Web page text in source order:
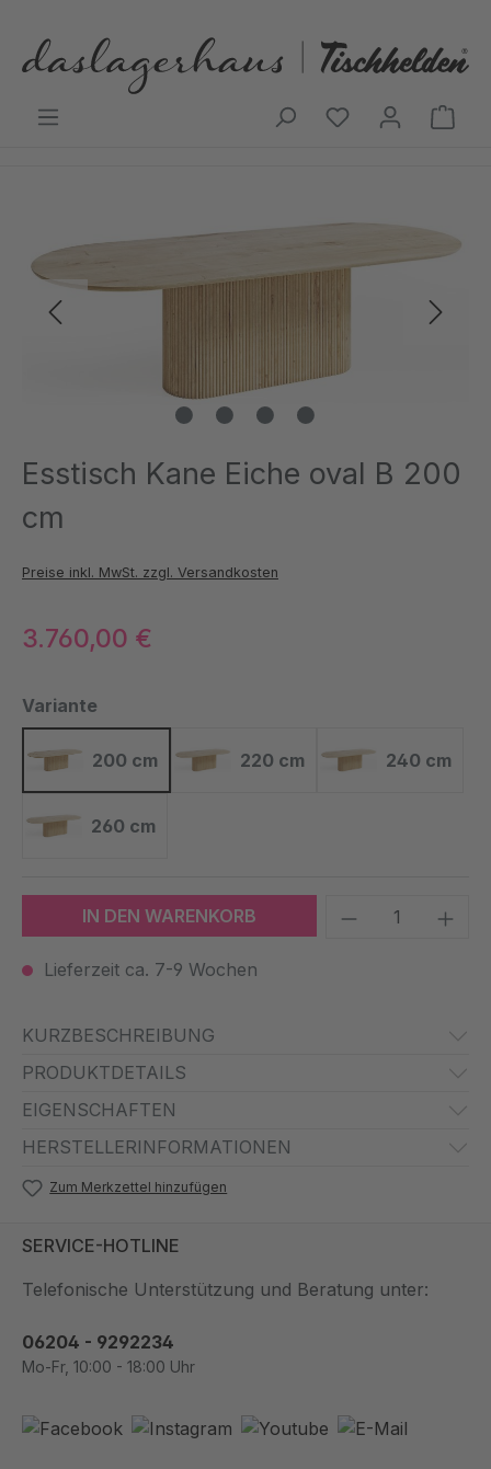
Esstisch Kane Eiche oval B 200
cm
Preise inkl. MwSt. zzgl. Versandkosten
3.760,00 €
Variante
200 cm
200 cm
220 cm
220 cm
240 cm
240 cm
260 cm
260 cm
IN DEN WARENKORB Produkt
Lieferzeit ca. 7-9 Wochen
KURZBESCHREIBUNG
PRODUKTDETAILS
EIGENSCHAFTEN
HERSTELLERINFORMATIONEN
Zum Merkzettel hinzufügen
SERVICE-HOTLINE
Telefonische Unterstützung und Beratung unter:
06204 - 9292234
Mo-Fr, 10:00 - 18:00 Uhr